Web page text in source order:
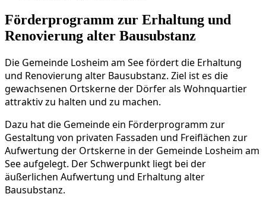
Förderprogramm zur Erhaltung und
Renovierung alter Bausubstanz
Die Gemeinde Losheim am See fördert die Erhaltung
und Renovierung alter Bausubstanz. Ziel ist es die
gewachsenen Ortskerne der Dörfer als Wohnquartier
attraktiv zu halten und zu machen.
Dazu hat die Gemeinde ein Förderprogramm zur
Gestaltung von privaten Fassaden und Freiflächen zur
Aufwertung der Ortskerne in der Gemeinde Losheim am
See aufgelegt. Der Schwerpunkt liegt bei der
äußerlichen Aufwertung und Erhaltung alter
Bausubstanz.